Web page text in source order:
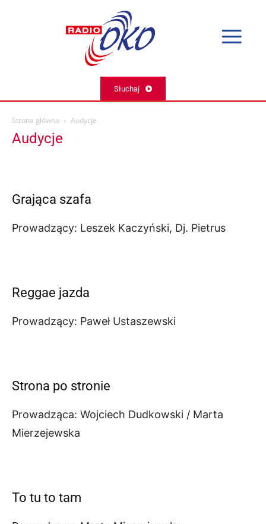
Słuchaj
Strona główna Audycje
Audycje
Grająca szafa
Prowadzący: Leszek Kaczyński, Dj. Pietrus
Reggae jazda
Prowadzący: Paweł Ustaszewski
Strona po stronie
Prowadząca: Wojciech Dudkowski / Marta
Mierzejewska
To tu to tam